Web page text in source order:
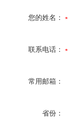
您的姓名：
联系电话：
常用邮箱：
省份：